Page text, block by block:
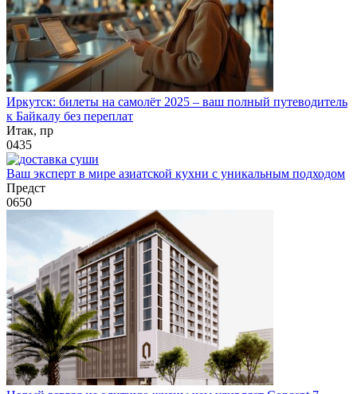
Иркутск: билеты на самолёт 2025 – ваш полный путеводитель
к Байкалу без переплат
Итак, пр
0435
Ваш эксперт в мире азиатской кухни с уникальным подходом
Предст
0650